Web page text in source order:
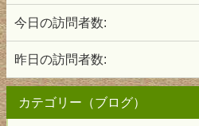
今日の訪問者数:
昨日の訪問者数:
カテゴリー（ブログ）